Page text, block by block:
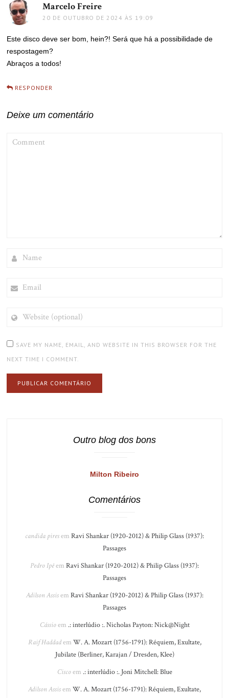
Marcelo Freire
20 DE OUTUBRO DE 2024 ÀS 19:09
Este disco deve ser bom, hein?! Será que há a possibilidade de
respostagem?
Abraços a todos!
RESPONDER
Deixe um comentário
(OPTIONAL)
SAVE MY NAME, EMAIL, AND WEBSITE IN THIS BROWSER FOR THE
NEXT TIME I COMMENT.
Outro blog dos bons
Milton Ribeiro
Comentários
candida piresem Ravi Shankar (1920-2012) & Philip Glass (1937):
Passages
Pedro Ipêem Ravi Shankar (1920-2012) & Philip Glass (1937):
Passages
Adilson Assisem Ravi Shankar (1920-2012) & Philip Glass (1937):
Passages
Cássioem .: interlúdio :. Nicholas Payton: Nick@Night
Raif Haddadem W. A. Mozart (1756-1791): Réquiem, Exultate,
Jubilate (Berliner, Karajan / Dresden, Klee)
Ciscoem .: interlúdio :. Joni Mitchell: Blue
Adilson Assisem W. A. Mozart (1756-1791): Réquiem, Exultate,